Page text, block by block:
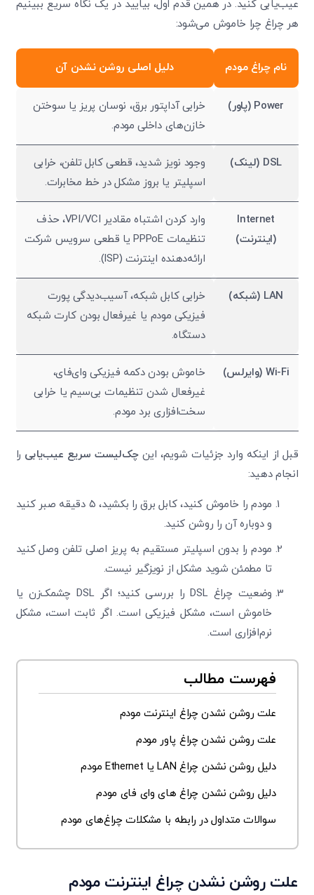
عیب‌یابی کنید. در همین قدم اول، بیایید در یک نگاه سریع ببینیم
هر چراغ چرا خاموش می‌شود:
نام چراغ مودم دلیل اصلی روشن نشدن آن
Power (پاور)
خرابی آداپتور برق، نوسان پریز یا سوختن
خازن‌های داخلی مودم.
DSL (لینک)
وجود نویز شدید، قطعی کابل تلفن، خرابی
اسپلیتر یا بروز مشکل در خط مخابرات.
Internet
(اینترنت)
وارد کردن اشتباه مقادیر VPI/VCI، حذف
تنظیمات PPPoE یا قطعی سرویس شرکت
ارائه‌دهنده اینترنت (ISP).
LAN (شبکه)
خرابی کابل شبکه، آسیب‌دیدگی پورت
فیزیکی مودم یا غیرفعال بودن کارت شبکه
دستگاه.
Wi-Fi (وایرلس)
خاموش بودن دکمه فیزیکی وای‌فای،
غیرفعال شدن تنظیمات بی‌سیم یا خرابی
سخت‌افزاری برد مودم.
قبل از اینکه وارد جزئیات شویم، این چک‌لیست سریع عیب‌یابی را
انجام دهید:
مودم را خاموش کنید، کابل برق را بکشید، ۵ دقیقه صبر کنید
و دوباره آن را روشن کنید.
مودم را بدون اسپلیتر مستقیم به پریز اصلی تلفن وصل کنید
تا مطمئن شوید مشکل از نویزگیر نیست.
وضعیت چراغ DSL را بررسی کنید؛ اگر DSL چشمک‌زن یا
خاموش است، مشکل فیزیکی است. اگر ثابت است، مشکل
نرم‌افزاری است.
فهرست مطالب
علت روشن نشدن چراغ اینترنت مودم
علت روشن نشدن چراغ پاور مودم
دلیل روشن نشدن چراغ LAN یا Ethernet مودم
دلیل روشن نشدن چراغ های وای فای مودم
سوالات متداول در رابطه با مشکلات چراغ‌های مودم
علت روشن نشدن چراغ اینترنت مودم